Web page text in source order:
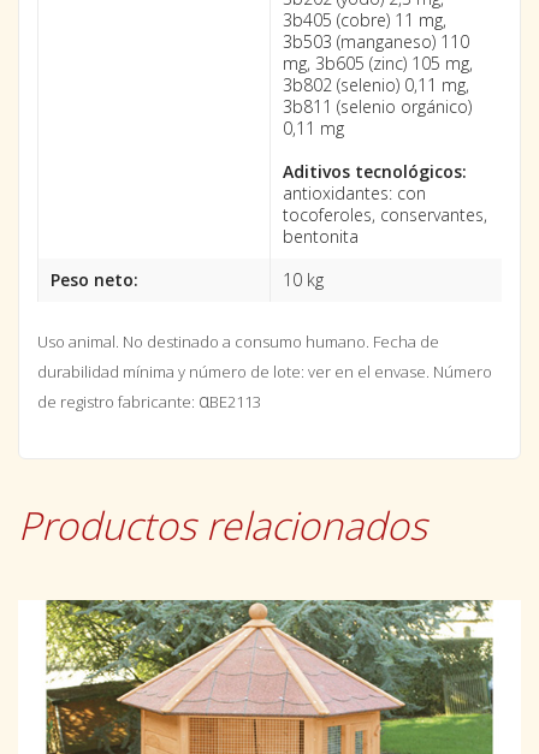
3b405 (cobre) 11 mg,
3b503 (manganeso) 110
mg, 3b605 (zinc) 105 mg,
3b802 (selenio) 0,11 mg,
3b811 (selenio orgánico)
0,11 mg
Aditivos tecnológicos:
antioxidantes: con
tocoferoles, conservantes,
bentonita
Peso neto:
10 kg
Uso animal. No destinado a consumo humano. Fecha de
durabilidad mínima y número de lote: ver en el envase. Número
de registro fabricante: αBE2113
Productos relacionados